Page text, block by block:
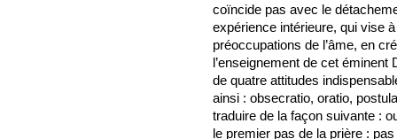
coïncide pas avec le
expérience intérieure, qui vise
préoccupations de l’âme, en
l’enseignement de cet éminent
de quatre attitudes
ainsi : obsecratio, oratio,
traduire de la façon suivante :
le premier pas de la prière :